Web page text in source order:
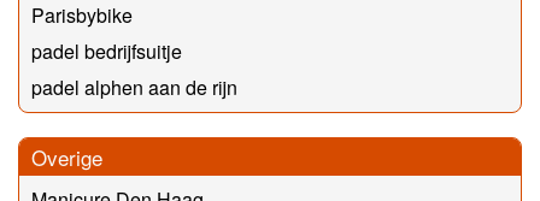
Parisbybike
padel bedrijfsuitje
padel alphen aan de rijn
Overige